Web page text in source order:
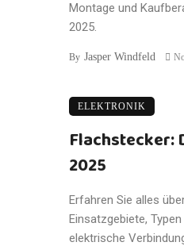
Montage und
2025.
By Jasper Windfeld
ELEKTRONIK
Flachstecker:
2025
Erfahren Sie alles
Einsatzgebiete,
elektrische